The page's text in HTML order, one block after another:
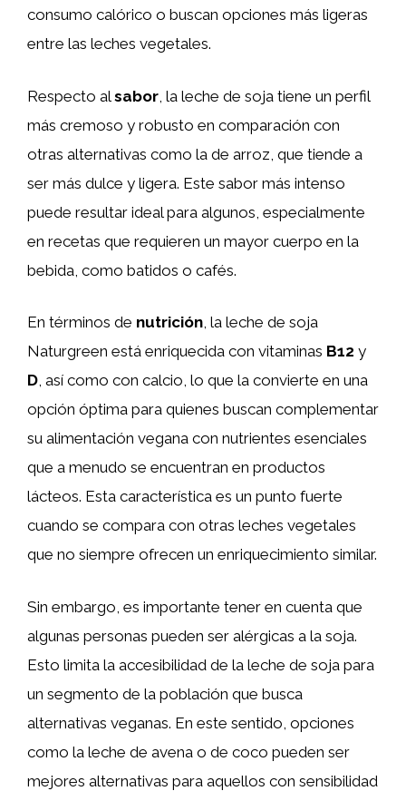
consumo calórico o buscan opciones más ligeras
entre las leches vegetales.
Respecto alsabor , la leche de soja tiene un perfil
más cremoso y robusto en comparación con
otras alternativas como la de arroz, que tiende a
ser más dulce y ligera. Este sabor más intenso
puede resultar ideal para algunos, especialmente
en recetas que requieren un mayor cuerpo en la
bebida, como batidos o cafés.
En términos de nutrición, la leche de soja
Naturgreen está enriquecida con vitaminas B12 y
D, así como con calcio, lo que la convierte en una
opción óptima para quienes buscan complementar
su alimentación vegana con nutrientes esenciales
que a menudo se encuentran en productos
lácteos. Esta característica es un punto fuerte
cuando se compara con otras leches vegetales
que no siempre ofrecen un enriquecimiento similar.
Sin embargo, es importante tener en cuenta que
algunas personas pueden ser alérgicas a la soja.
Esto limita la accesibilidad de la leche de soja para
un segmento de la población que busca
alternativas veganas. En este sentido, opciones
como la leche de avena o de coco pueden ser
mejores alternativas para aquellos con sensibilidad